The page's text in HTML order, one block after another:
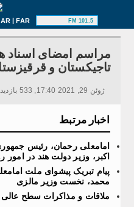
AR|FAR 101.5 FM
مراسم امضای اسناد
تاجیکستان و
ژوئن 29, 2021 17:40, 533 بازدید ها
اخبار مرتبط
امامعلی رحمان، رئیس
اکبر، وزیر دولت هند در
پیام تبریک پیشوای ملت
محمد، نخست وزیر مالزی
ملاقات و مذاکرات سطح عالی